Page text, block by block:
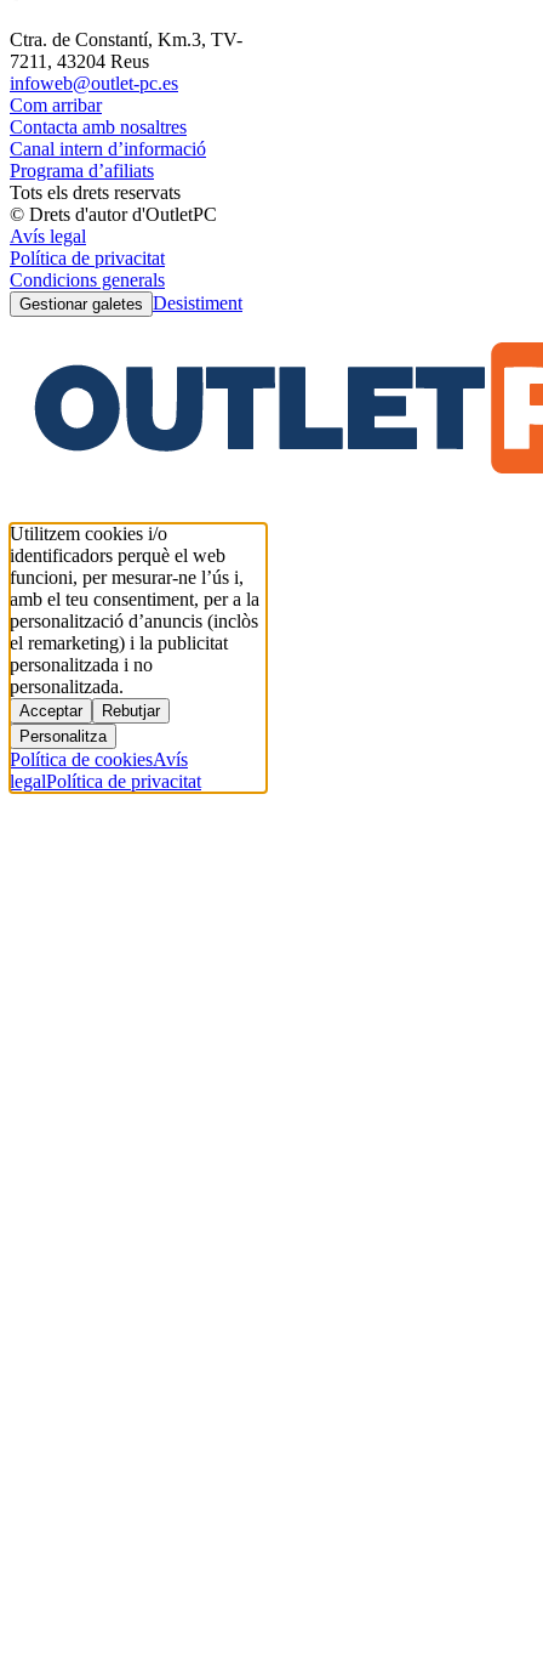
Ctra. de Constantí, Km.3, TV-
7211, 43204 Reus
infoweb@outlet-pc.es
Com arribar
Contacta amb nosaltres
Canal intern d’informació
Programa d’afiliats
Tots els drets reservats
© Drets d'autor d'OutletPC
Avís legal
Política de privacitat
Condicions generals
Gestionar galetes Desistiment
Utilitzem cookies i/o
identificadors perquè el web
funcioni, per mesurar-ne l’ús i,
amb el teu consentiment, per a la
personalització d’anuncis (inclòs
el remarketing) i la publicitat
personalitzada i no
personalitzada.
Acceptar
Rebutjar
Personalitza
Política de cookiesAvís
legalPolítica de privacitat